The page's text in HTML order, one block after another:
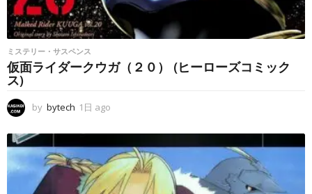
ミステリー・サスペンス
仮面ライダークウガ（２０） (ヒーローズコミック
ス)
by bytech 1日 ago
a
g
o